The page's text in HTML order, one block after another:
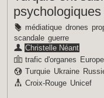
médiatique drones
scandale guerre
Christelle Néant
trafic d'organes Europe
Turquie Ukraine
Croix-Rouge Unicef